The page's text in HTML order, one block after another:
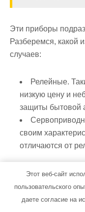
Эти приборы
Разберемся, какой
случаев:
Релейные.
низкую цену и
защиты бытовой
своим
отличаются от
достаточно
отличаются
Этот веб-сайт
пользовательского
даете согласие на